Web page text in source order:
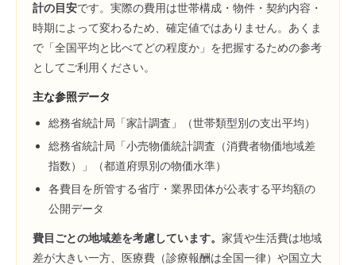
計の目安です。実際の費用は世帯構成・物件・契約内容・
時期によって変わるため、確定値ではありません。あくま
で「全国平均と比べてどの程度か」を把握するための参考
としてご利用ください。
主な参照データ
総務省統計局「家計調査」（世帯類型別の支出平均）
総務省統計局「小売物価統計調査（消費者物価地域差
指数）」（都道府県別の物価水準）
各費目を所管する省庁・業界団体が公表する平均額の
公開データ
費目ごとの地域差を考慮しています。 家賃や生活費は地域
差が大きい一方、医療費（診療報酬は全国一律）や国立大